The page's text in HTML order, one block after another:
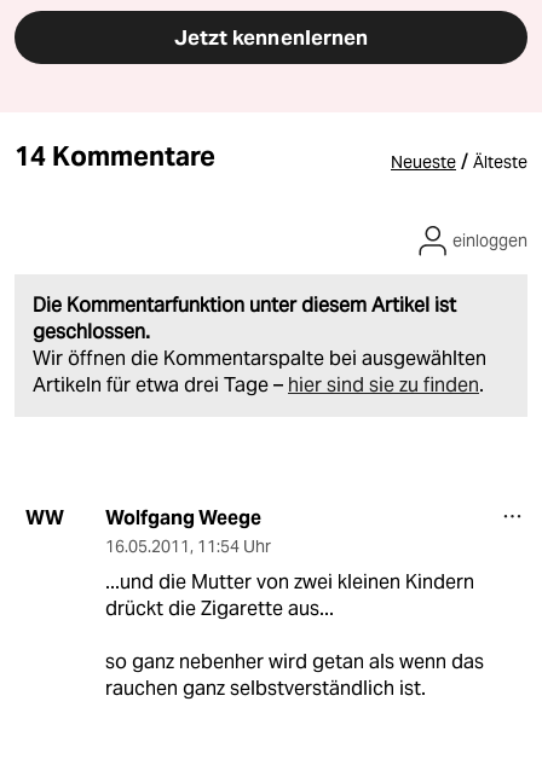
Jetzt kennenlernen
14 Kommentare Neueste / Älteste
Die Kommentarfunktion unter diesem Artikel ist
geschlossen.
Wir öffnen die Kommentarspalte bei ausgewählten
Artikeln für etwa drei Tage – hier sind sie zu finden.
einloggen
WW Wolfgang Weege
16.05.2011, 11:54 Uhr
...und die Mutter von zwei kleinen Kindern
drückt die Zigarette aus...
so ganz nebenher wird getan als wenn das
rauchen ganz selbstverständlich ist.